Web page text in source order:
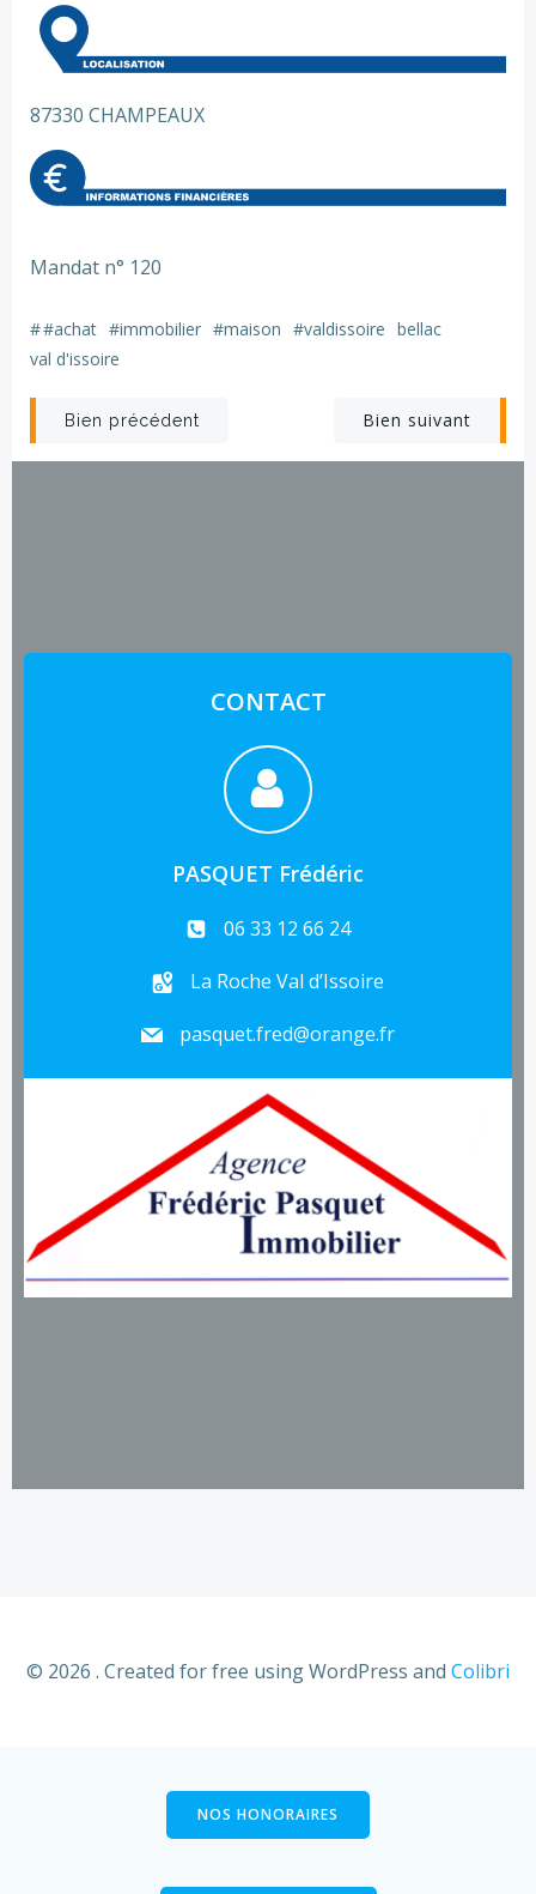
87330 CHAMPEAUX
Mandat n° 120
##achat #immobilier #maison #valdissoire bellac
val d'issoire
Post
navigation
Bien précédent
navigation
Bien suivant
CONTACT
PASQUET Frédéric
06 33 12 66 24
La Roche Val d’Issoire
pasquet.fred@orange.fr
© 2026 . Created for free using WordPress and Colibri
NOS HONORAIRES